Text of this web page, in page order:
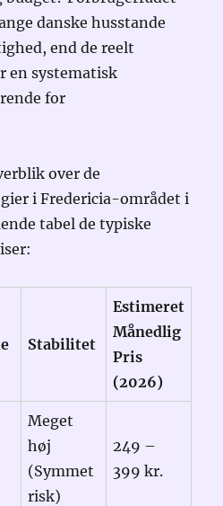
danske husstande
end de reelt
en systematisk
for
over de
i Fredericia-området i
tabel de typiske
Stabilitet
Estimeret
Månedlig
Pris
(2026)
Meget
høj
(Symmet
risk)
249 –
399 kr.